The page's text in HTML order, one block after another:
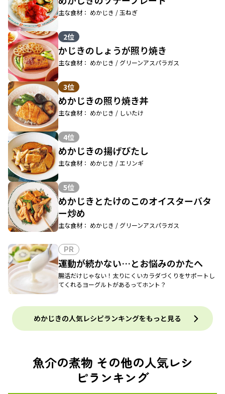
主な食材： めかじき / 玉ねぎ
2位
かじきのしょうが照り焼き
主な食材： めかじき / グリーンアスパラガス
3位
めかじきの照り焼き丼
主な食材： めかじき / しいたけ
4位
めかじきの揚げびたし
主な食材： めかじき / エリンギ
5位
めかじきとたけのこのオイスターバタ
ー炒め
主な食材： めかじき / グリーンアスパラガス
PR
運動が続かない…とお悩みのかたへ
腸活だけじゃない！太りにくいカラダづくりをサポートし
てくれるヨーグルトがあるってホント？
めかじきの人気レシピランキングをもっと見る
魚介の煮物 その他の人気レシ
ピランキング